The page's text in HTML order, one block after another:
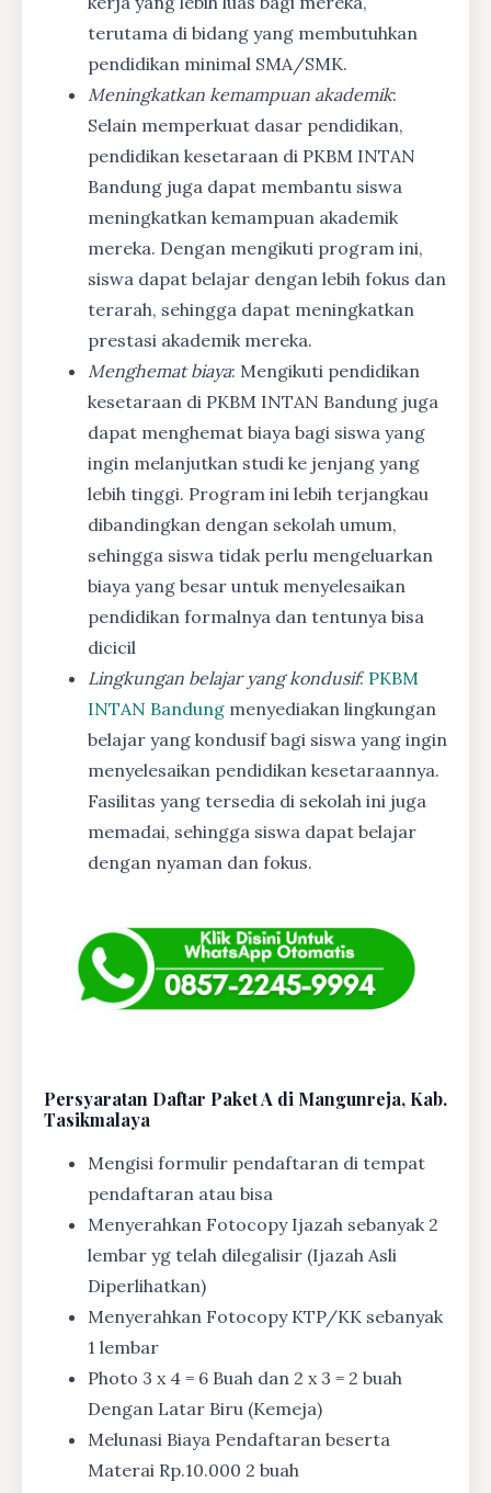
terutama di bidang yang membutuhkan
pendidikan minimal SMA/SMK.
Meningkatkan kemampuan akademik:
Selain memperkuat dasar pendidikan,
pendidikan kesetaraan di PKBM INTAN
Bandung juga dapat membantu siswa
meningkatkan kemampuan akademik
mereka. Dengan mengikuti program ini,
siswa dapat belajar dengan lebih fokus dan
terarah, sehingga dapat meningkatkan
prestasi akademik mereka.
Menghemat biaya: Mengikuti pendidikan
kesetaraan di PKBM INTAN Bandung juga
dapat menghemat biaya bagi siswa yang
ingin melanjutkan studi ke jenjang yang
lebih tinggi. Program ini lebih terjangkau
dibandingkan dengan sekolah umum,
sehingga siswa tidak perlu mengeluarkan
biaya yang besar untuk menyelesaikan
pendidikan formalnya dan tentunya bisa
dicicil
Lingkungan belajar yang kondusif: PKBM
INTAN Bandung menyediakan lingkungan
belajar yang kondusif bagi siswa yang ingin
menyelesaikan pendidikan kesetaraannya.
Fasilitas yang tersedia di sekolah ini juga
memadai, sehingga siswa dapat belajar
dengan nyaman dan fokus.
Persyaratan Daftar Paket A di Mangunreja, Kab.
Tasikmalaya
Mengisi formulir pendaftaran di tempat
pendaftaran atau bisa
Menyerahkan Fotocopy Ijazah sebanyak 2
lembar yg telah dilegalisir (Ijazah Asli
Diperlihatkan)
Menyerahkan Fotocopy KTP/KK sebanyak
1 lembar
Photo 3 x 4 = 6 Buah dan 2 x 3 = 2 buah
Dengan Latar Biru (Kemeja)
Melunasi Biaya Pendaftaran beserta
Materai Rp.10.000 2 buah